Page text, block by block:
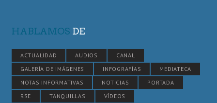
HABLAMOS DE
ACTUALIDAD AUDIOS
CANAL
GALERÍA DE IMÁGENES
INFOGRAFÍAS
MEDIATECA
NOTAS INFORMATIVAS
NOTICIAS
PORTADA
RSE
TANQUILLAS VÍDEOS